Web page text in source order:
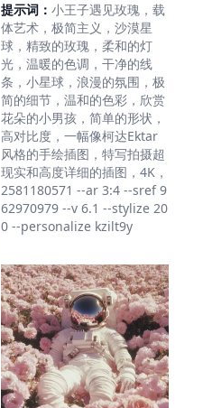
提示词： 小王子遇见玫瑰，载
体艺术，极简主义，沙漠星
球，精致的玫瑰，柔和的灯
光，温暖的色调，干净的线
条，小星球，浪漫的氛围，极
简的细节，温和的色彩，欣赏
花朵的小男孩，简单的形状，
高对比度，一幅像柯达Ektar
风格的手绘插图，特写拍摄超
现实和高度详细的插图，4K，
2581180571 --ar 3:4 --sref 9
62970979 --v 6.1 --stylize 20
0 --personalize kzilt9y